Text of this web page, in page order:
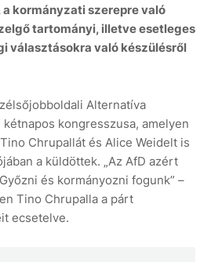
kormányzati szerepre való
tartományi, illetve esetleges
választásokra való készülésről
Alternatíva
kongresszusa, amelyen
Chrupallát és Alice Weidelt is
a küldöttek. „Az AfD azért
és kormányozni fogunk” –
Tino Chrupalla a párt
ecsetelve.